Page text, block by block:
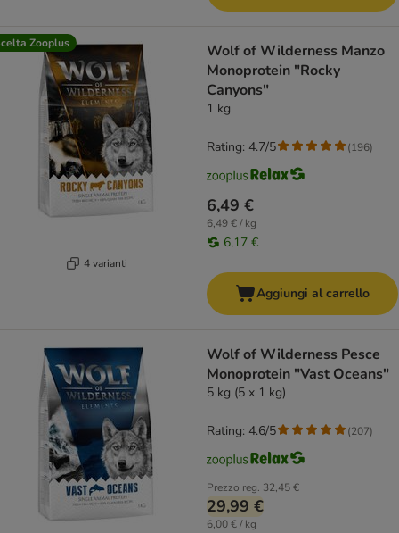
Zooplus
4 varianti
Wolf of Wilderness Manzo
Monoprotein "Rocky
Canyons"
1 kg
6,49 €
6,49 € / kg
6,17 €
Rating: 4.7/5 (196)
Aggiungi al carrello
Wolf of Wilderness Pesce
Monoprotein "Vast Oceans"
5 kg (5 x 1 kg)
Prezzo reg. 32,45 €
29,99 €
6,00 € / kg
Rating: 4.6/5 (207)